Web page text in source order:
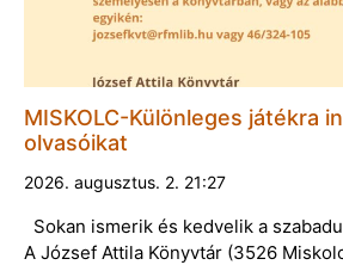
MISKOLC-Különleges játékra
olvasóikat
2026. augusztus. 2. 21:27
Sokan ismerik és kedvelik a
A József Attila Könyvtár (3526